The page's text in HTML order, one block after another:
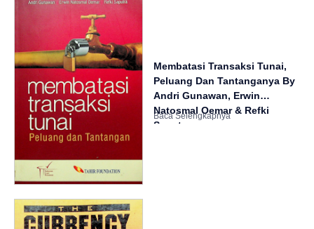
Membatasi Transaksi Tunai,
Peluang Dan Tantanganya By
Andri Gunawan, Erwin
Natosmal Oemar & Refki
Saputra